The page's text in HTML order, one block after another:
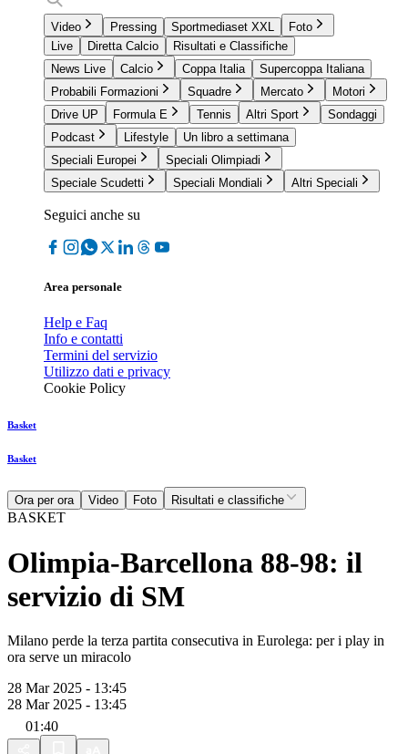
Video Pressing Sportmediaset XXL
Foto
Live
Diretta Calcio
Risultati e Classifiche
News Live
Calcio Coppa Italia
Supercoppa Italiana
Probabili Formazioni
Squadre Mercato
Motori
Drive UP
Formula E Tennis Altri Sport
Sondaggi
Podcast
Lifestyle
Un libro a settimana
Speciali Europei
Speciali Olimpiadi
Speciale Scudetti
Speciali Mondiali Altri Speciali
Seguici anche su
Area personale
Help e Faq
Info e contatti
Termini del servizio
Utilizzo dati e privacy
Cookie Policy
Basket
Basket
Ora per ora Video Foto Risultati e classifiche
BASKET
Olimpia-Barcellona 88-98: il
servizio di SM
Milano perde la terza partita consecutiva in Eurolega: per i play in
ora serve un miracolo
28 Mar 2025 - 13:45
28 Mar 2025 - 13:45
01:40